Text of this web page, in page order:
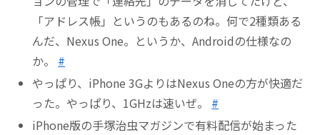
「アドレス帳」というのもあるのね。何で2種類ある
んだ、Nexus One。というか、Androidの仕様なの
か。 #
やっぱり、iPhone 3GよりはNexus Oneの方が快適だ
った。やっぱり、1GHzは速いぜ。 #
iPhone版の手塚治虫マガジンで有料配信が始まった